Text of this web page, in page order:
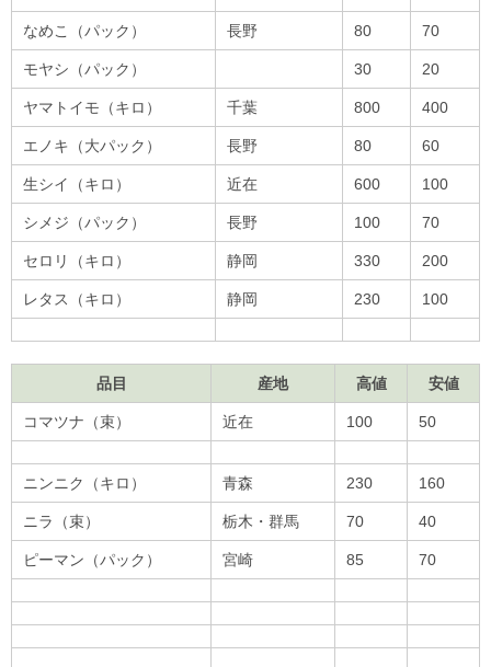
なめこ（パック） 長野 80 70
モヤシ（パック） 30 20
ヤマトイモ（キロ） 千葉 800 400
エノキ（大パック） 長野 80 60
生シイ（キロ） 近在 600 100
シメジ（パック） 長野 100 70
セロリ（キロ） 静岡 330 200
レタス（キロ） 静岡 230 100
品目 産地 高値 安値
コマツナ（束） 近在 100 50
ニンニク（キロ） 青森 230 160
ニラ（束） 栃木・群馬 70 40
ピーマン（パック） 宮崎 85 70